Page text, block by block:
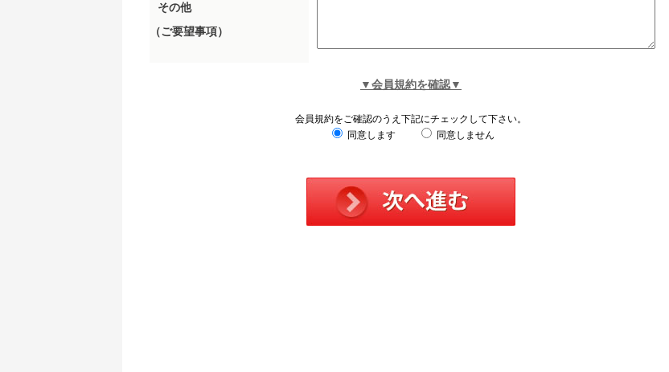
その他
（ご要望事項）
▼会員規約を確認▼
会員規約をご確認のうえ下記にチェックして下さい。
同意します
同意しません